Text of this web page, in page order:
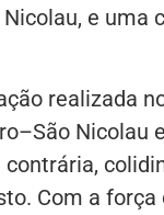
e uma
realizada
Nicolau
Com a